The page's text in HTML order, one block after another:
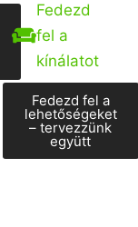
Fedezd
fel a
kínálatot
Fedezd fel a
lehetőségeket
– tervezzünk
együtt